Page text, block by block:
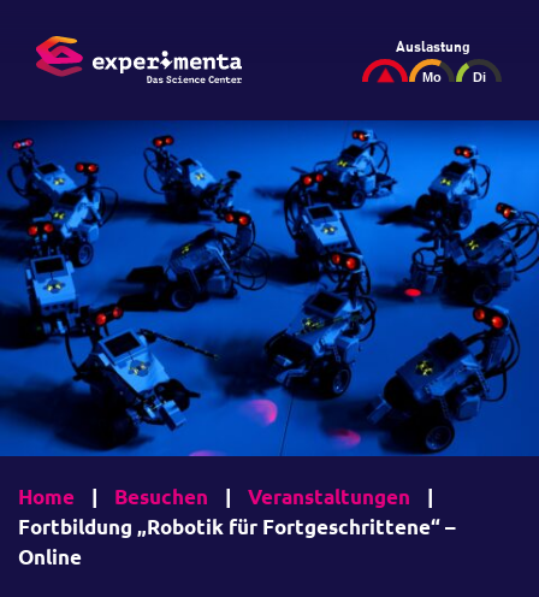
Auslastung
Home | Besuchen | Veranstaltungen
|
Fortbildung „Robotik für Fortgeschrittene“ –
Online